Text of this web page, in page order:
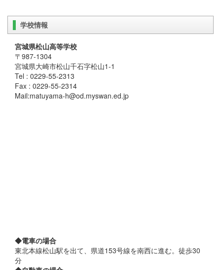
学校情報
宮城県松山高等学校
〒987-1304
宮城県大崎市松山千石字松山1-1
Tel : 0229-55-2313
Fax : 0229-55-2314
Mail:matuyama-h@od.myswan.ed.jp
◆電車の場合
東北本線松山駅を出て、県道153号線を南西に進む。徒歩30
分